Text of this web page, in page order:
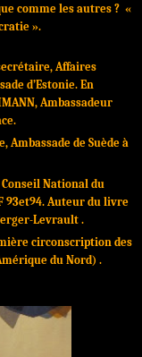
comme les autres ? «
».
Affaires
d’Estonie.En
Ambassadeur
Ambassade de Suède à
National du
93et94. Auteur du livre
Levrault .
circonscription des
du Nord) .